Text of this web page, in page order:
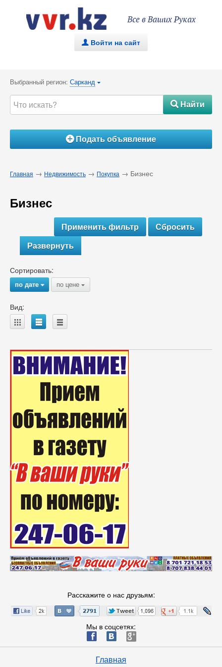
Все в Ваших Руках
. Войти на сайт
Выбранный регион: Сарканд {
#Найти
ÁПодать объявление
Главная → Недвижимость → Покупка → Бизнес
Бизнес
Развернуть
Сортировать:
по дате{ по цене {
Вид:
A B C
Расскажите о нас друзьям:
Мы в соцсетях:
ä æ è
Главная